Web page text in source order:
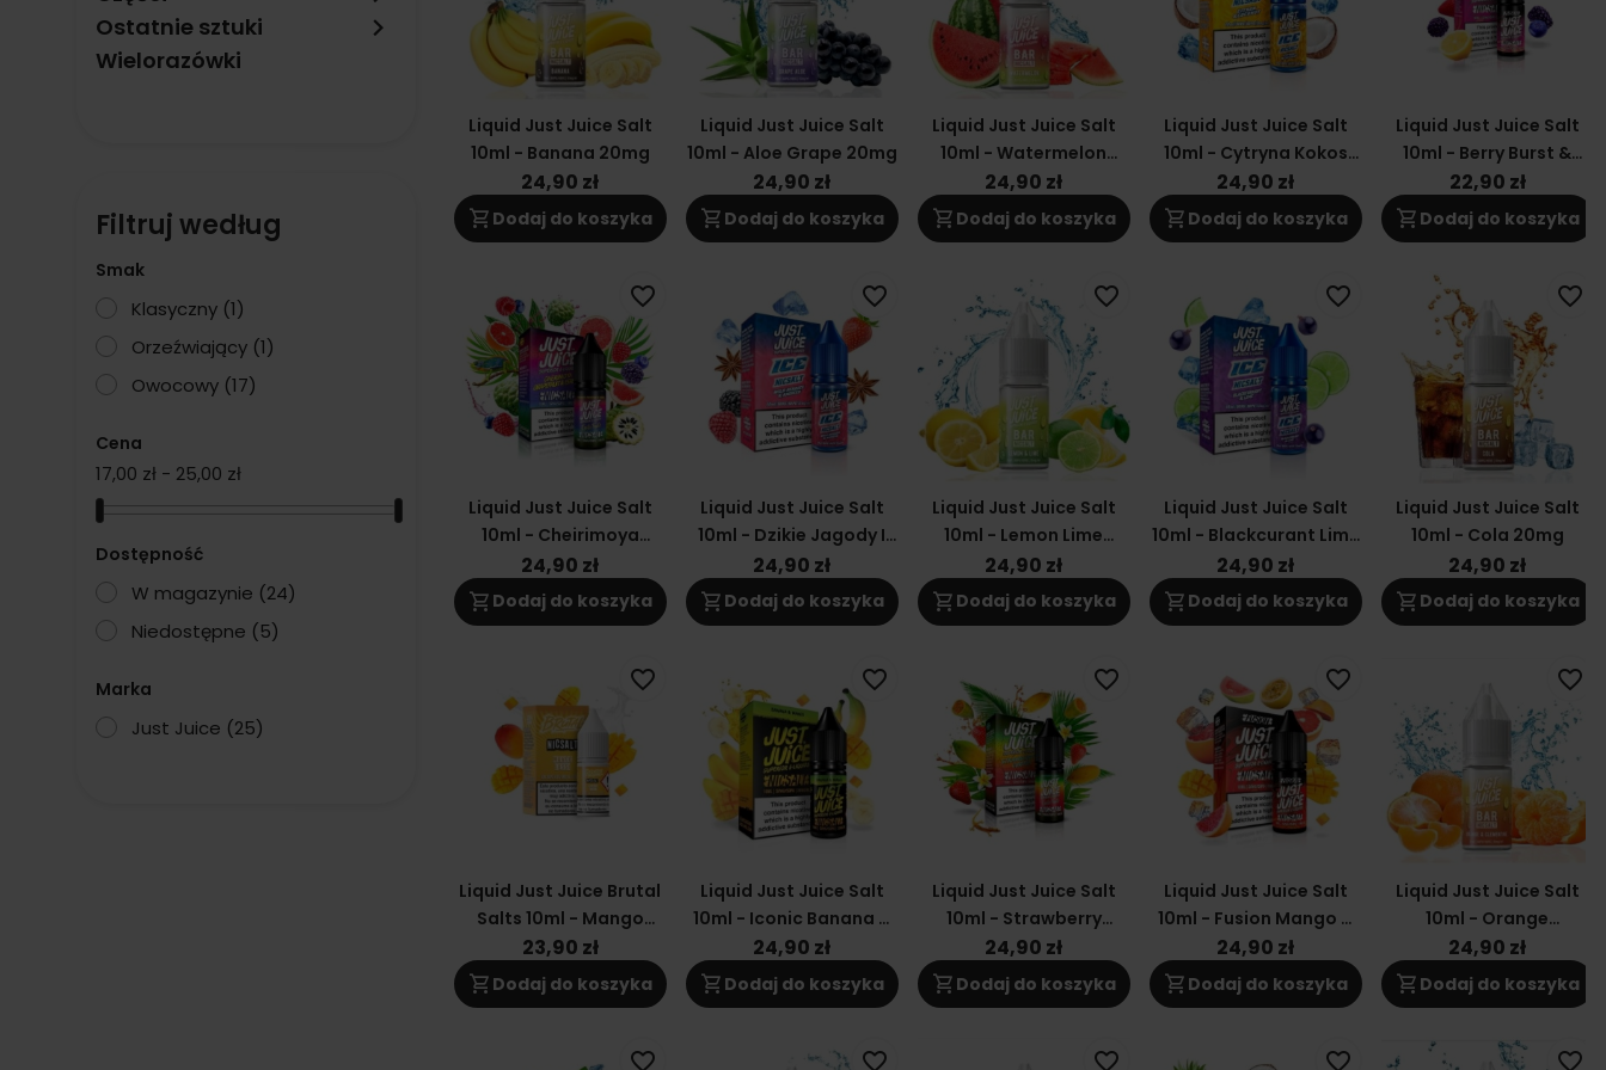
Ostatnie sztuki keyboard_arrow_right
Wielorazówki
Filtruj według
Smak
Klasyczny (1)
Orzeźwiający (1)
Owocowy (17)
Cena
17,00 zł - 25,00 zł
Dostępność
W magazynie (24)
Niedostępne (5)
Marka
Just Juice (25)
Liquid Just Juice Salt
10ml - Banana 20mg
24,90 zł
shopping_cart Dodaj do koszyka
Liquid Just Juice Salt
10ml - Aloe Grape 20mg
24,90 zł
shopping_cart Dodaj do koszyka
Liquid Just Juice Salt
10ml - Watermelon
20mg
24,90 zł
shopping_cart Dodaj do koszyka
Liquid Just Juice Salt
10ml - Cytryna Kokos
20mg
24,90 zł
shopping_cart Dodaj do koszyka
Liquid Just Juice Salt
10ml - Berry Burst &
Lemonade 20mg
22,90 zł
shopping_cart Dodaj do koszyka
Liquid Just Juice Salt
10ml - Cheirimoya
Grapefruit & Berries
20mg
24,90 zł
shopping_cart Dodaj do koszyka
favorite_border
Liquid Just Juice Salt
10ml - Dzikie Jagody I
Lód Anyżowy 20mg
24,90 zł
shopping_cart Dodaj do koszyka
favorite_border
Liquid Just Juice Salt
10ml - Lemon Lime
20mg
24,90 zł
shopping_cart Dodaj do koszyka
favorite_border
Liquid Just Juice Salt
10ml - Blackcurant Lime
- 20mg
24,90 zł
shopping_cart Dodaj do koszyka
favorite_border
Liquid Just Juice Salt
10ml - Cola 20mg
24,90 zł
shopping_cart Dodaj do koszyka
favorite_border
Liquid Just Juice Brutal
Salts 10ml - Mango
Lassi 20mg
23,90 zł
shopping_cart Dodaj do koszyka
favorite_border
Liquid Just Juice Salt
10ml - Iconic Banana &
Mango 20mg
24,90 zł
shopping_cart Dodaj do koszyka
favorite_border
Liquid Just Juice Salt
10ml - Strawberry
Curuba 20mg
24,90 zł
shopping_cart Dodaj do koszyka
favorite_border
Liquid Just Juice Salt
10ml - Fusion Mango &
Blood Orange 20mg
24,90 zł
shopping_cart Dodaj do koszyka
favorite_border
Liquid Just Juice Salt
10ml - Orange
Clementine 20mg
24,90 zł
shopping_cart Dodaj do koszyka
favorite_border
favorite_border favorite_border favorite_border favorite_border favorite_border